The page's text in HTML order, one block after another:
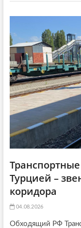
t
i
o
n
:
Турцией –
коридора
04.08.2026
Обходящий РФ